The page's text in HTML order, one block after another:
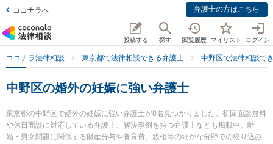
ココナラへ 弁護士の方はこちら
投稿する 探す 閲覧履歴 マイリスト ログイン
ココナラ法律相談 東京都で法律相談できる弁護士 中野区で法律相談で
中野区の婚外の妊娠に強い弁護士
東京都の中野区で婚外の妊娠に強い弁護士が8名見つかりました。初回面談無料
や休日面談に対応している弁護士、解決事例を持つ弁護士なども掲載中。離
婚・男女問題に関係する財産分与や養育費、親権等の細かな分野での絞り込み